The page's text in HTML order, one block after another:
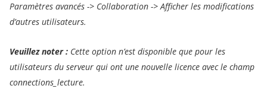
Paramètres avancés -> Collaboration ->Afficher les modifications
d’autres utilisateurs.
Veuillez noter : Cette option n’est disponible que pour les
utilisateurs du serveur qui ont une nouvelle licence avec le champ
connections_lecture.